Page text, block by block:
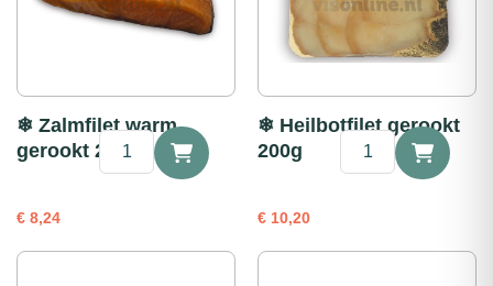
❄ Zalmfilet warm
gerookt 200g
€ 8,24
Zalmfilet
aantal
❄ Heilbotfilet gerookt
200g
€ 10,20
Heilbotfilet